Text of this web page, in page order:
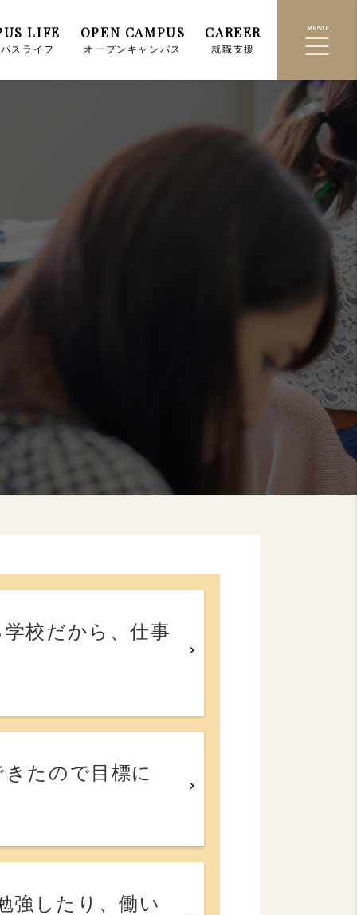
LIFE
スライフ
OPEN CAMPUS
オープンキャンパス
CAREER
就職支援
校だから、仕事
たので目標に
強したり、働い